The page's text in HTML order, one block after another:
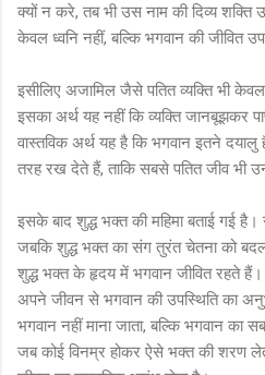
क्यों न करे, तब भी उस नाम की दिव्य
केवल ध्वनि नहीं, बल्कि भगवान की जीवित
इसीलिए अजामिल जैसे पतित व्यक्ति भी
इसका अर्थ यह नहीं कि व्यक्ति
वास्तविक अर्थ यह है कि भगवान इतने
तरह रख देते हैं, ताकि सबसे पतित जीव
इसके बाद शुद्ध भक्त की महिमा बताई गई है।
जबकि शुद्ध भक्त का संग तुरंत चेतना को
शुद्ध भक्त के हृदय में भगवान जीवित रहते
अपने जीवन से भगवान की उपस्थिति का
भगवान नहीं माना जाता, बल्कि भगवान का
जब कोई विनम्र होकर ऐसे भक्त की शरण